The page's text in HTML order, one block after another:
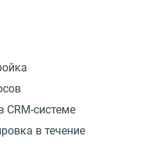
CRM-системе
в течение